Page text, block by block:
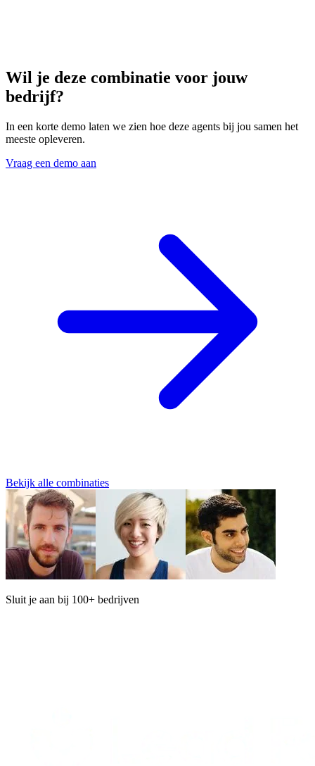
Wil je deze combinatie voor jouw
bedrijf?
In een korte demo laten we zien hoe deze agents bij jou samen het
meeste opleveren.
Vraag een demo aan
Bekijk alle combinaties
Sluit je aan bij 100+ bedrijven